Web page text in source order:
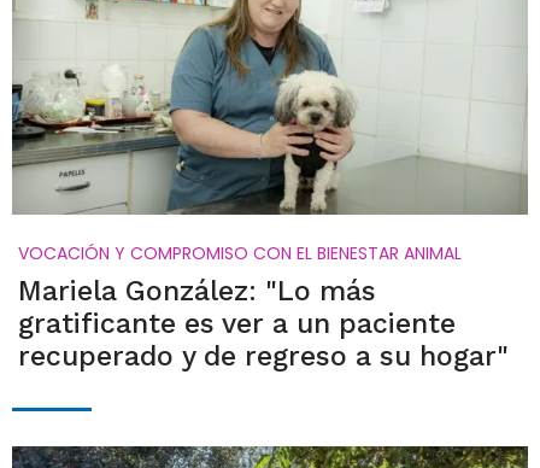
VOCACIÓN Y COMPROMISO CON EL BIENESTAR ANIMAL
Mariela González: "Lo más
gratificante es ver a un paciente
recuperado y de regreso a su hogar"